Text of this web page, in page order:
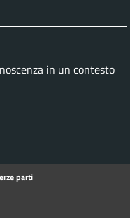
in un contesto
parti